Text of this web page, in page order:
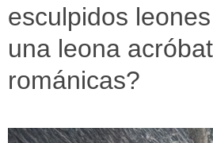
esculpidos
una leona
románicas?